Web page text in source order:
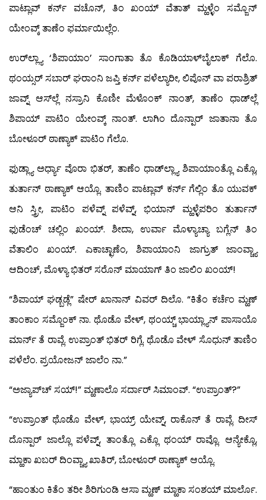
ಪಾಟ್ಲಾವ್ ಕರ್ನ್ ವಚೊನ್, ತಿಂ ಖಂಯ್ ವೆತಾತ್ ಮ್ಹಳ್ಳೆಂ ಸಮ್ಜೊನ್
ಯೇಂವ್ಕ್ ತಾಣೆಂ ಫರ್ಮಾಯಿಲ್ಲೆಂ.
ಉರ್‌ಲ್ಲ್ಯಾ ‘ಶಿಪಾಯಾಂ’ ಸಾಂಗಾತಾ ತೊ ಕೊಡಿಯಾಳ್‍ಬೈಲಾಕ್ ಗೆಲೊ.
ಥಂಯ್ಸರ್ ಸಬಾರ್ ಘರಾಂನಿ ಜಪ್ತಿ ಕರ್ನ್ ಪಳೆಲ್ಯಾರೀ, ಲಿಪೊನ್ ವಾ ಪರಾಶ್ರಿತ್
ಜಾವ್ನ್ ಆಸ್‍ಲ್ಲೆ ನಸ್ರಾನಿ ಕೊಣೀ ಮೆಳೊಂಕ್ ನಾಂತ್, ತಾಣೆಂ ಧಾಡ್‍ಲ್ಲೆ
ಶಿಪಾಯ್ ಪಾಟಿಂ ಯೇಂವ್ಕ್ ನಾಂತ್. ಲಾಗಿಂ ದೊನ್ಪಾರ್ ಜಾತಾನಾ ತೊ
ಬೋಳೂರ್ ಠಾಣ್ಯಾಕ್ ಪಾಟಿಂ ಗೆಲೊ.
ಫುಡ್ಲ್ಯಾ ಅರ್ಧ್ಯಾ ವೊರಾ ಭಿತರ್, ತಾಣೆಂ ಧಾಡ್‍ಲ್ಲ್ಯಾ ಶಿಪಾಯಾಂತ್ಲೊ ಎಕ್ಲೊ,
ತುರ್ತಾನ್ ಠಾಣ್ಯಾಕ್ ಆಯ್ಲೊ. ತಾಣಿಂ ಪಾಟ್ಲಾವ್ ಕರ್ನ್ ಗೆಲ್ಲಿಂ ತೊ ಯುವಕ್
ಆನಿ ಸ್ತ್ರೀ, ಪಾಟಿಂ ಪಳೆವ್ನ್ ಪಳೆವ್ನ್, ಭಿಯಾನ್ ಮ್ಹಳ್ಳೆಪರಿಂ ತುರ್ತಾನ್
ಫುಡೆಂಚ್ ಚಲ್ಲಿಂ ಖಂಯ್. ಶೀದಾ, ಉರ್ವಾ ಮೊಳ್ಯಾಚ್ಯಾ ಬಗ್ಲೆನ್ ತಿಂ
ವೆತಾಲಿಂ ಖಂಯ್. ಎಕಾಚ್ಛಾಣೆಂ, ಶಿಪಾಯಾಂನಿ ಜಾಗ್ರುತ್ ಜಾಂವ್ಚ್ಯಾ
ಆದಿಂಚ್, ಮೊಳ್ಯಾ ಭಿತರ್ ಸರೊನ್ ಮಾಯಾಗ್ ತಿಂ ಜಾಲಿಂ ಖಂಯ್!
“ಶಿಪಾಯ್ ಘಡ್ಬಡ್ಲೆ” ಷೇರ್ ಖಾನಾನ್ ವಿವರ್ ದಿಲೊ. “ಕಿತೆಂ ಕರ್ಚೆಂ ಮ್ಹಣ್
ತಾಂಕಾಂ ಸಮ್ಜೊಂಕ್ ನಾ. ಥೊಡೊ ವೇಳ್, ಥಂಯ್ಚ್ ಭಾಯ್ಲ್ಯಾನ್ ಪಾಸಾಯೊ
ಮಾರ್ನ್ ತೆ ರಾವ್ಲೆ. ಉಪ್ರಾಂತ್ ಭಿತರ್ ರಿಗ್ಲೆ. ಥೊಡೊ ವೇಳ್ ಸೊಧುನ್ ತಾಣಿಂ
ಪಳೆಲೆಂ. ಪ್ರಯೋಜನ್ ಜಾಲೆಂ ನಾ.”
“ಅಜ್ಯಾಪ್‍ಚ್ ಸಯ್!” ಮ್ಹಣಾಲೊ ಸರ್ದಾರ್ ಸಿಮಾಂವ್. “ಉಪ್ರಾಂತ್?”
“ಉಪ್ರಾಂತ್ ಥೊಡೊ ವೇಳ್, ಭಾಯ್ರ್ ಯೇವ್ನ್, ರಾಕೊನ್ ತೆ ರಾವ್ಲೆ. ದೀಸ್
ದೊನ್ಪಾರ್ ಜಾಲ್ಲೊ ಪಳೆವ್ನ್, ತಾಂತ್ಲೊ ಎಕ್ಲೊ ಥಂಯ್ ರಾವ್ಲೊ. ಆನ್ಯೇಕ್ಲೊ,
ಮ್ಹಾಕಾ ಖಬರ್ ದಿಂವ್ಚ್ಯಾ ಖಾತಿರ್, ಬೋಳೂರ್ ಠಾಣ್ಯಾಕ್ ಆಯ್ಲೊ.
“ಹಾಂತುಂ ಕಿತೆಂ ತರೀ ಶಿರಿಗುಂಡಿ ಆಸಾ ಮ್ಹಣ್ ಮ್ಹಾಕಾ ಸಂಶಯ್ ಮಾರ್ಲೊ.